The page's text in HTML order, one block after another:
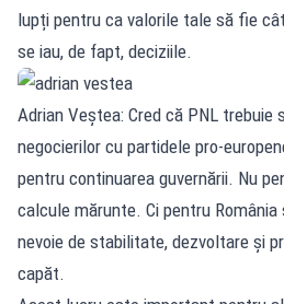
lupți pentru ca valorile tale să fie
se iau, de fapt, deciziile.
Adrian Veștea: Cred că PNL trebuie
negocierilor cu partidele pro-
pentru continuarea guvernării. Nu
calcule mărunte. Ci pentru
nevoie de stabilitate, dezvoltare și
capăt.